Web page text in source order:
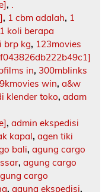
, .
, 1 cbm adalah, 1
1 koli berapa
brp kg, 123movies
in, 300mblinks
9kmovies win, a&w
klender toko, adam
, admin ekspedisi
kapal, agen tiki
bali, agung cargo
, agung cargo
cargo
, agung ekspedisi,